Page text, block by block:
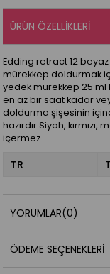
ÜRÜN ÖZELLIKLERI
Edding retract 12
mürekkep doldurmak
yedek mürekkep 25
en az bir saat kadar
doldurma şişesinin
hazırdır Siyah,
içermez
TR
YORUMLAR(0)
ÖDEME SEÇENEKLERI